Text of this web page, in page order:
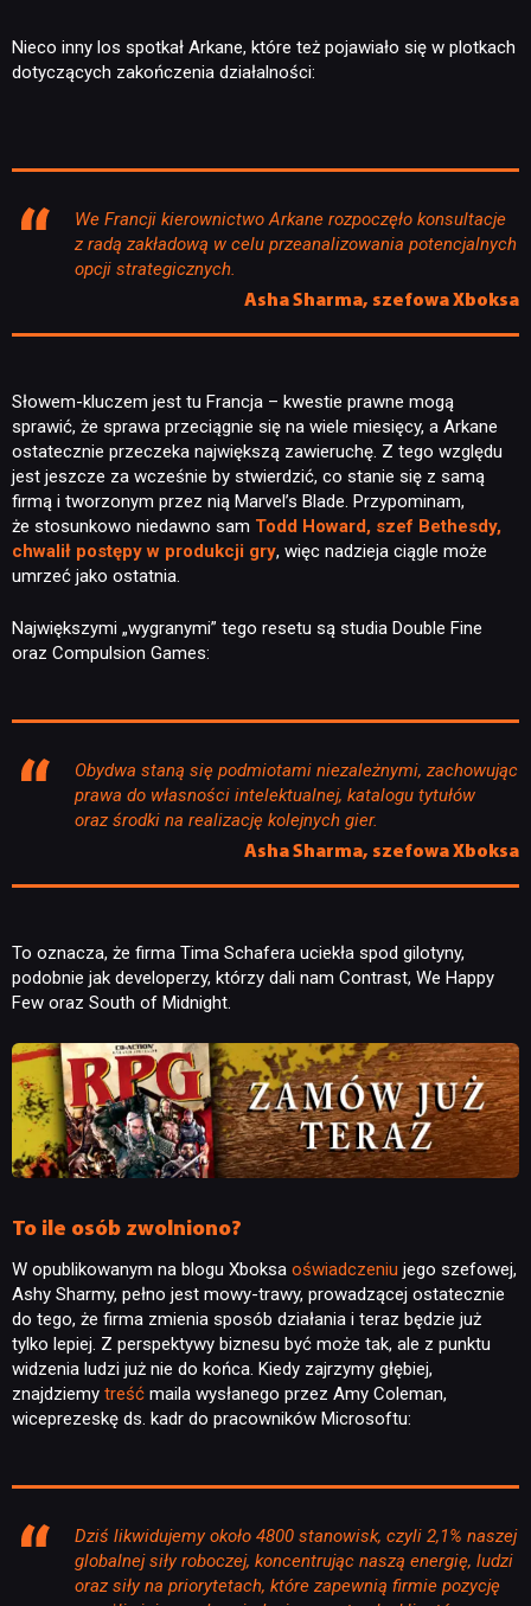
RECENZJE
Nieco inny los spotkał Arkane, które też pojawiało się w plotkach
dotyczących zakończenia działalności:
We Francji kierownictwo Arkane rozpoczęło konsultacje
z radą zakładową w celu przeanalizowania potencjalnych
opcji strategicznych.
Asha Sharma, szefowa Xboksa
Słowem-kluczem jest tu Francja – kwestie prawne mogą
sprawić, że sprawa przeciągnie się na wiele miesięcy, a Arkane
ostatecznie przeczeka największą zawieruchę. Z tego względu
jest jeszcze za wcześnie by stwierdzić, co stanie się z samą
firmą i tworzonym przez nią Marvel’s Blade. Przypominam,
że stosunkowo niedawno sam Todd Howard, szef Bethesdy,
chwalił postępy w produkcji gry, więc nadzieja ciągle może
umrzeć jako ostatnia.
Największymi „wygranymi” tego resetu są studia Double Fine
oraz Compulsion Games:
Obydwa staną się podmiotami niezależnymi, zachowując
prawa do własności intelektualnej, katalogu tytułów
oraz środki na realizację kolejnych gier.
Asha Sharma, szefowa Xboksa
To oznacza, że firma Tima Schafera uciekła spod gilotyny,
podobnie jak developerzy, którzy dali nam Contrast, We Happy
Few oraz South of Midnight.
To ile osób zwolniono?
W opublikowanym na blogu Xboksa oświadczeniu jego szefowej,
Ashy Sharmy, pełno jest mowy-trawy, prowadzącej ostatecznie
do tego, że firma zmienia sposób działania i teraz będzie już
tylko lepiej. Z perspektywy biznesu być może tak, ale z punktu
widzenia ludzi już nie do końca. Kiedy zajrzymy głębiej,
znajdziemy treść maila wysłanego przez Amy Coleman,
wiceprezeskę ds. kadr do pracowników Microsoftu:
Dziś likwidujemy około 4800 stanowisk, czyli 2,1% naszej
globalnej siły roboczej, koncentrując naszą energię, ludzi
oraz siły na priorytetach, które zapewnią firmie pozycję